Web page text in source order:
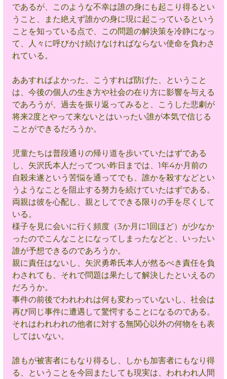
であるが、このような不幸は誰の身にも起こり得るとい
うこと、また絶えず誰かの身に現に起こっているという
ことを知っている点で、この問題の解決策を冷静になっ
て、人々に呼びかけ続けなければならない使命を負わさ
れている。
ああすればよかった、こうすれば防げた、ということ
は、今後の個人の生き方や社会の在り方に影響を与える
であろうが、過去を振り返ってみると、こうした悲劇が
将来2度とやって来ないとはいったい誰が本気で信じる
ことができるだろうか。
児童たちは普段通りの帰り道を歩いていたはずである
し、矢沢氏本人だってつい昨日までは、1年4か月前の
自殺未遂という苦悩を通ってでも、誰かを殺すなどとい
うようなことを阻止する努力を続けていたはずである。
両親は彼を心配し、親としてできる限りの手を尽くして
いる。
様子を見に会いに行く頻度（3か月に1回ほど）が少なか
ったのでこんなことになってしまったなどと、いったい
誰が予想できるのであろうか。
親に責任はないし、矢沢勇希氏本人が然るべき責任を負
わされても、それで問題は果たして解決したといえるの
だろうか。
事件の前後でわれわれは何も変わっていないし、社会は
再び同じ事件に遭遇して驚愕することになるのである。
それはわれわれの他者に対する無関心以外の何物をも表
してはいない。
誰もが被害者にもなり得るし、しかも加害者にもなり得
る、ということを今回またしても現実は、われわれ人間